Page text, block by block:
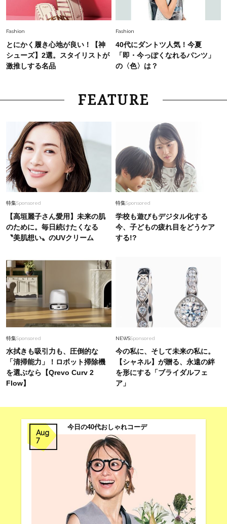
Fashion
とにかく履き心地が良い！【神
シューズ】2選。スタイリストが
激推しする名品
Fashion
40代にダントツ人気！今夏
「即・今っぽくなれるパンツ」
の〈色〉は？
FEATURE
特集Sponsored
【高垣麗子さん愛用】未来の肌
のために。毎日続けたくなる
〝美肌想い〟のUVクリーム
特集Sponsored
学校も遊びもデジタル化する
今、子どもの疲れ目をどうケア
する!?
特集Sponsored
水拭きも吸引力も、圧倒的な
「清掃能力」！ロボット掃除機
を選ぶなら【Qrevo Curv 2
Flow】
NEWSSponsored
今の私に、そして未来の私に。
【シャネル】が贈る、永遠の絆
を形にする「ブライダルフェ
ア」
Aug
7
今日の40代おしゃれコーデ